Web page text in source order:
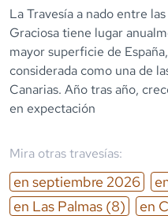
La Travesía a nado entre
Graciosa tiene lugar
mayor superficie de
considerada como una de
Canarias. Año tras año,
en expectación
Mira otras travesías:
en septiembre 2026
en Las Palmas (8) en